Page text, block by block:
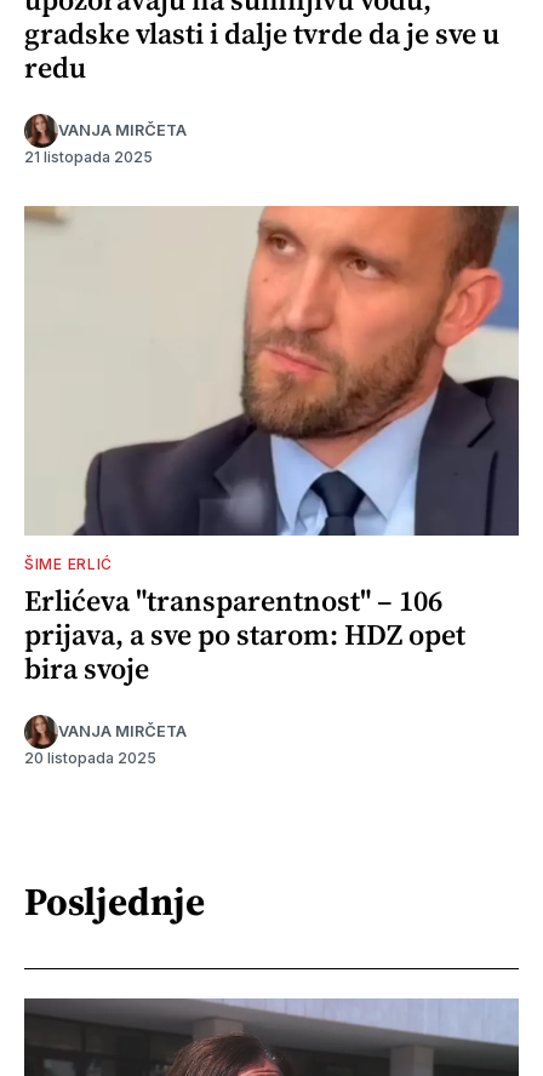
gradske vlasti i dalje tvrde da je sve u
redu
VANJA MIRČETA
21 listopada 2025
ŠIME ERLIĆ
Erlićeva "transparentnost" – 106
prijava, a sve po starom: HDZ opet
bira svoje
VANJA MIRČETA
20 listopada 2025
Posljednje